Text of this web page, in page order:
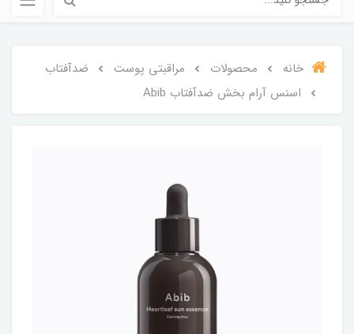
خانه محصولات مراقبتی پوست
ضدآفتاب
اسنس آرام بخش ضدآفتاب Abib